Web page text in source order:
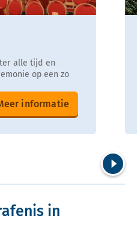
alle tijd en
op een zo
informatie
in